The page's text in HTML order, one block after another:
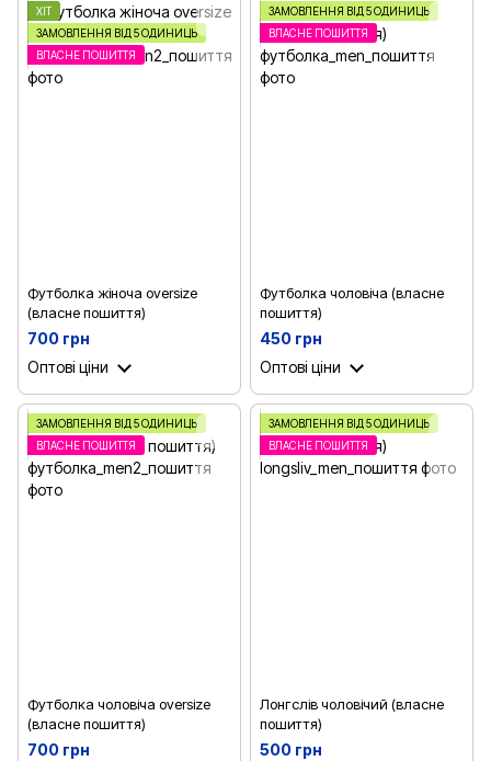
ХІТ
ЗАМОВЛЕННЯ ВІД 5 ОДИНИЦЬ
ВЛАСНЕ ПОШИТТЯ
Футболка жіноча oversize
(власне пошиття)
700 грн
Оптові ціни
ЗАМОВЛЕННЯ ВІД 5 ОДИНИЦЬ
ВЛАСНЕ ПОШИТТЯ
Футболка чоловіча (власне
пошиття)
450 грн
Оптові ціни
ЗАМОВЛЕННЯ ВІД 5 ОДИНИЦЬ
ВЛАСНЕ ПОШИТТЯ
Футболка чоловіча oversize
(власне пошиття)
700 грн
ЗАМОВЛЕННЯ ВІД 5 ОДИНИЦЬ
ВЛАСНЕ ПОШИТТЯ
Лонгслів чоловічий (власне
пошиття)
500 грн